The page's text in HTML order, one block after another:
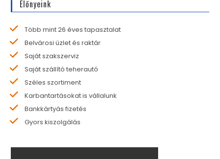
Előnyeink
Több mint 26 éves tapasztalat
Belvárosi üzlet és raktár
Saját szakszerviz
Saját szállító teherautó
Széles szortiment
Karbantartásokat is vállalunk
Bankkártyás fizetés
Gyors kiszolgálás